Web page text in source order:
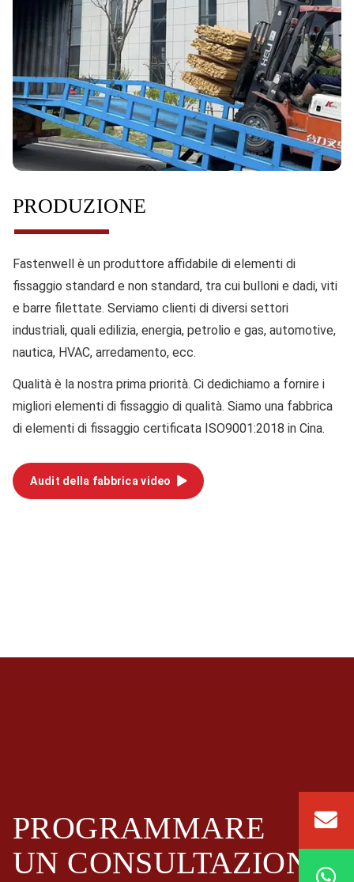
PRODUZIONE
Fastenwell è un produttore affidabile di elementi di
fissaggio standard e non standard, tra cui bulloni e dadi, viti
e barre filettate. Serviamo clienti di diversi settori
industriali, quali edilizia, energia, petrolio e gas, automotive,
nautica, HVAC, arredamento, ecc.
Qualità è la nostra prima priorità. Ci dedichiamo a fornire i
migliori elementi di fissaggio di qualità. Siamo una fabbrica
di elementi di fissaggio certificata ISO9001:2018 in Cina.
Audit della fabbrica video
PROGRAMMARE
UN CONSULTAZIONE